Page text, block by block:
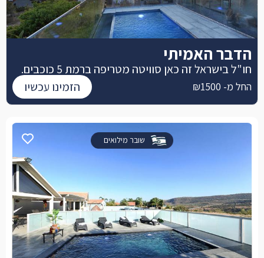
שובר מילואים
הדבר האמיתי
חו"ל בישראל זה כאן סוויטה מטריפה ברמת 5 כוכבים.
החל מ- ₪1500 הזמינו עכשיו